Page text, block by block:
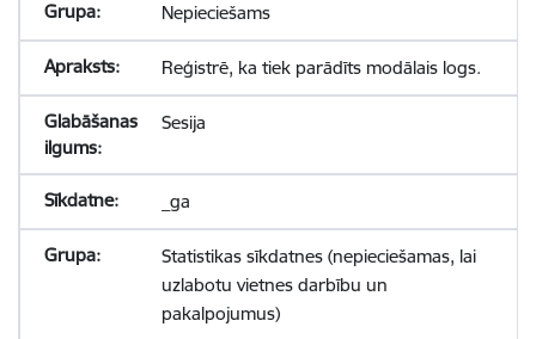
Nepieciešams
Reģistrē, ka tiek parādīts modālais logs.
Sesija
_ga
Statistikas sīkdatnes (nepieciešamas, lai
uzlabotu vietnes darbību un
pakalpojumus)